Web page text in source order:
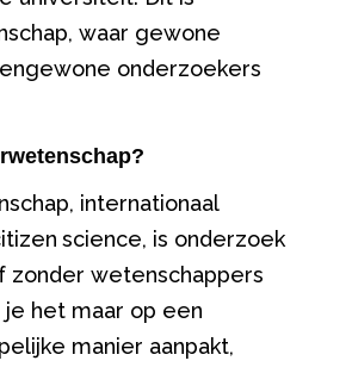
waar gewone
onderzoekers
internationaal
science, is onderzoek
zonder wetenschappers
je het maar op een
manier aanpakt,